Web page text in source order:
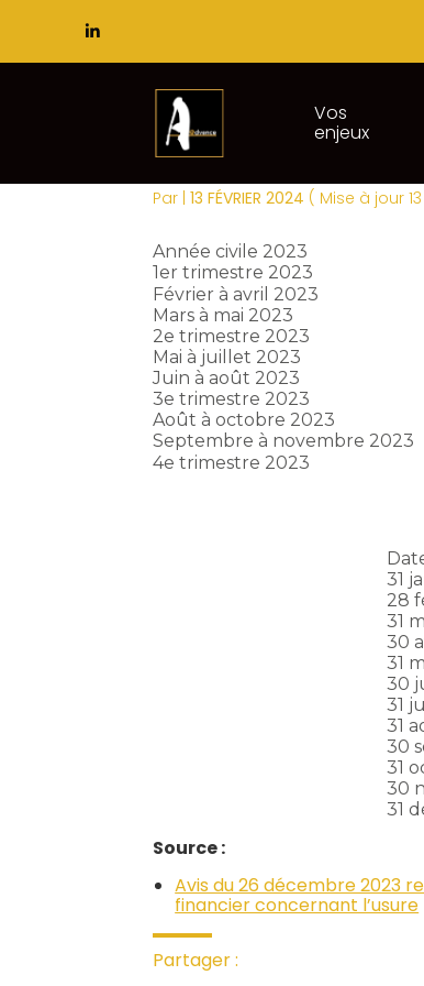
Vos
enjeux
TAUX
Par |13 FÉVRIER 2024 ( Mise à jour
Année civile 2023
1er trimestre 2023
Février à avril 2023
Mars à mai 2023
2e trimestre 2023
Mai à juillet 2023
Juin à août 2023
3e trimestre 2023
Août à octobre 2023
Septembre à novembre 2023
4e trimestre 2023
31
28
31
30
31
30
31
31
30
31
30
31
Source :
Avis du 26 décembre 2023
financier concernant l’usure
Partager :